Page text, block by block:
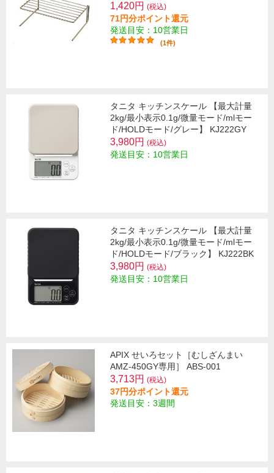
1,420円 (税込)
71円分ポイント還元
発送目安：10営業日
(1件)
タニタ キッチンスケール 【最大計量
2kg/最小表示0.1g/微量モード/mlモー
ド/HOLDモード/グレー】 KJ222GY
3,980円 (税込)
発送目安：10営業日
タニタ キッチンスケール 【最大計量
2kg/最小表示0.1g/微量モード/mlモー
ド/HOLDモード/ブラック】 KJ222BK
3,980円 (税込)
発送目安：10営業日
APIX せいろセット［むしざんまい
AMZ-450GY専用］ ABS-001
3,713円 (税込)
37円分ポイント還元
発送目安：3週間